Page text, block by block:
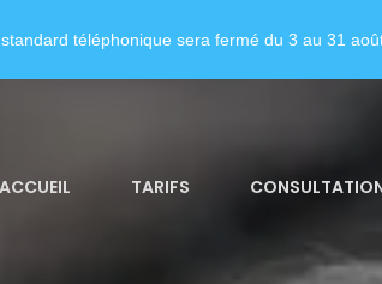
ACCUEIL TARIFS
téléphonique sera fermé du 3 au 31